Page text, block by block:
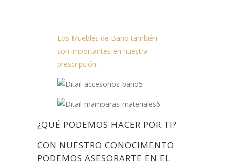
Los Muebles de Baño también
son importantes en nuestra
prescripción.
¿QUÉ PODEMOS HACER POR TI?
CON NUESTRO CONOCIMENTO
PODEMOS ASESORARTE EN EL